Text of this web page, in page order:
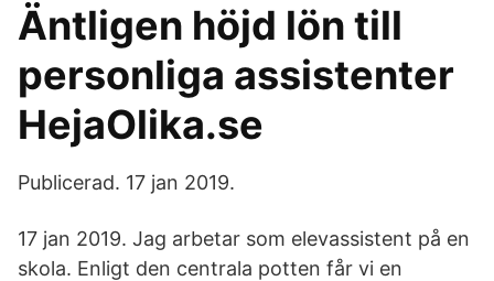
Äntligen höjd lön till
personliga assistenter
HejaOlika.se
Publicerad. 17 jan 2019.
17 jan 2019. Jag arbetar som elevassistent på en
skola. Enligt den centrala potten får vi en